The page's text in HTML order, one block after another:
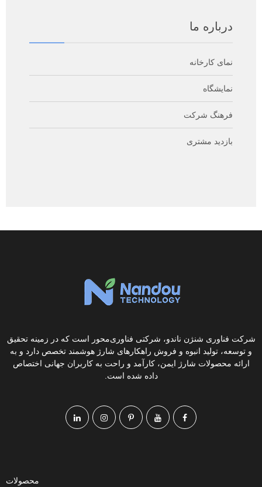
درباره ما
نمای کارخانه
نمایشگاه
فرهنگ شرکت
بازدید مشتری
شرکت فناوری شنژن ناندو، شرکتی فناوری‌محور است که در زمینه تحقیق
و توسعه، تولید انبوه و فروش راهکارهای شارژ هوشمند تخصص دارد و به
ارائه محصولات شارژ ایمن، کارآمد و راحت به کاربران جهانی اختصاص
داده شده است.
محصولات